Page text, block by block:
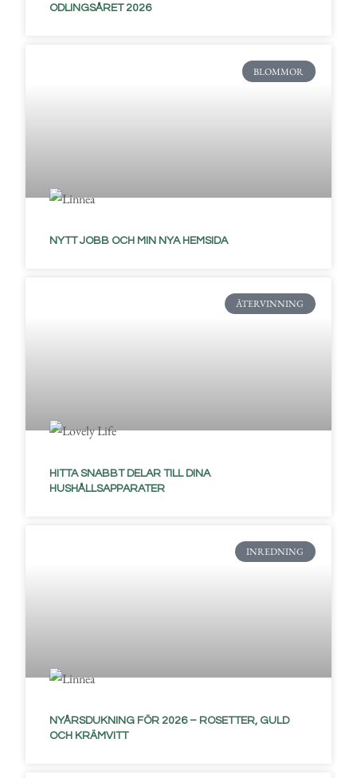
ODLINGSÅRET 2026
BLOMMOR
NYTT JOBB OCH MIN NYA HEMSIDA
ÅTERVINNING
HITTA SNABBT DELAR TILL DINA
HUSHÅLLSAPPARATER
INREDNING
NYÅRSDUKNING FÖR 2026 – ROSETTER, GULD
OCH KRÄMVITT